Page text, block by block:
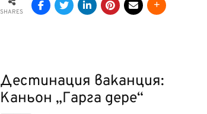
SHARES
Дестинация ваканция:
Каньон „Гарга дере“